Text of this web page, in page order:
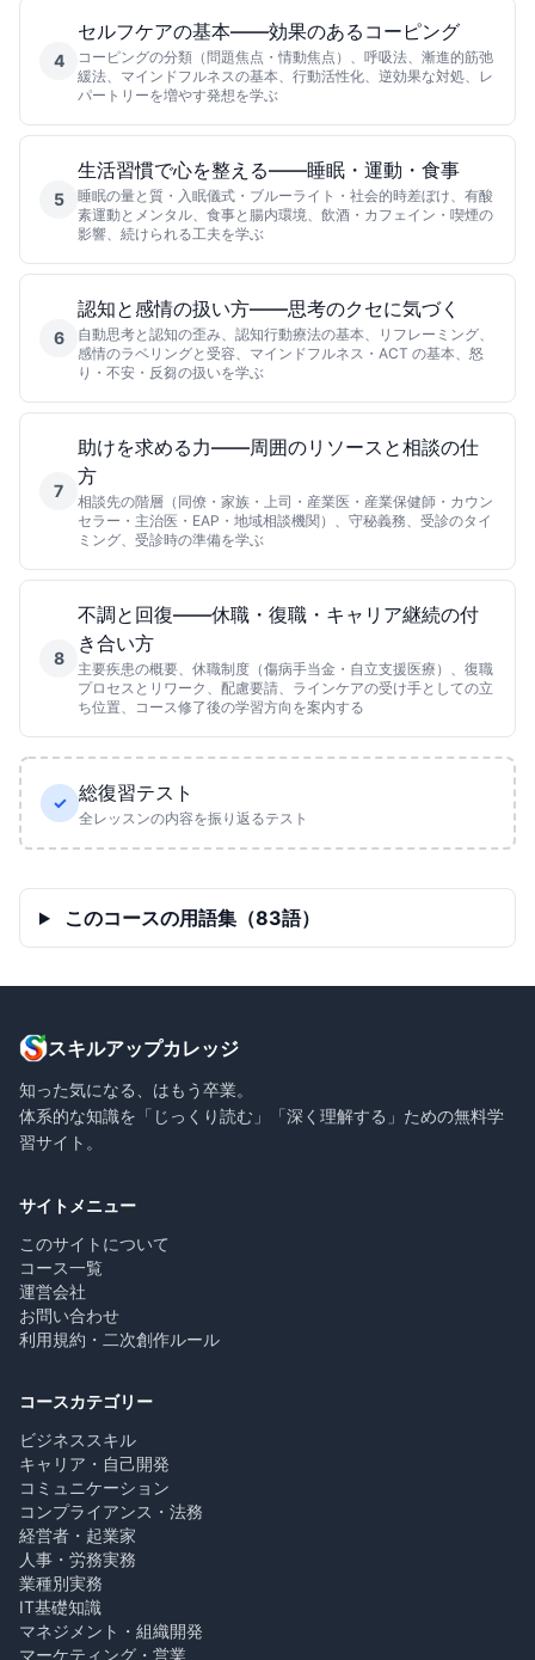
4
セルフケアの基本——効果のあるコーピング
コーピングの分類（問題焦点・情動焦点）、呼吸法、漸進的筋弛
緩法、マインドフルネスの基本、行動活性化、逆効果な対処、レ
パートリーを増やす発想を学ぶ
5
生活習慣で心を整える——睡眠・運動・食事
睡眠の量と質・入眠儀式・ブルーライト・社会的時差ぼけ、有酸
素運動とメンタル、食事と腸内環境、飲酒・カフェイン・喫煙の
影響、続けられる工夫を学ぶ
6
認知と感情の扱い方——思考のクセに気づく
自動思考と認知の歪み、認知行動療法の基本、リフレーミング、
感情のラベリングと受容、マインドフルネス・ACT の基本、怒
り・不安・反芻の扱いを学ぶ
7
助けを求める力——周囲のリソースと相談の仕
方
相談先の階層（同僚・家族・上司・産業医・産業保健師・カウン
セラー・主治医・EAP・地域相談機関）、守秘義務、受診のタイ
ミング、受診時の準備を学ぶ
8
不調と回復——休職・復職・キャリア継続の付
き合い方
主要疾患の概要、休職制度（傷病手当金・自立支援医療）、復職
プロセスとリワーク、配慮要請、ラインケアの受け手としての立
ち位置、コース修了後の学習方向を案内する
✓ 総復習テスト
全レッスンの内容を振り返るテスト
このコースの用語集（83語）
スキルアップカレッジ
知った気になる、はもう卒業。
体系的な知識を「じっくり読む」「深く理解する」ための無料学
習サイト。
サイトメニュー
このサイトについて
コース一覧
運営会社
お問い合わせ
利用規約・二次創作ルール
コースカテゴリー
ビジネススキル
キャリア・自己開発
コミュニケーション
コンプライアンス・法務
経営者・起業家
人事・労務実務
業種別実務
IT基礎知識
マネジメント・組織開発
マーケティング・営業